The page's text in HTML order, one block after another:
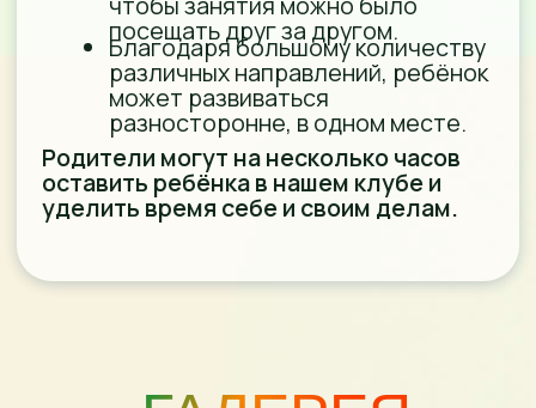
Детский клуб «Тыковка»
© 2015—
ИП Серова Е.В.
ОГРНИП 315230800011942
tykovka23rf@mail.ru
2026
информационных материалов
Наверх ↑